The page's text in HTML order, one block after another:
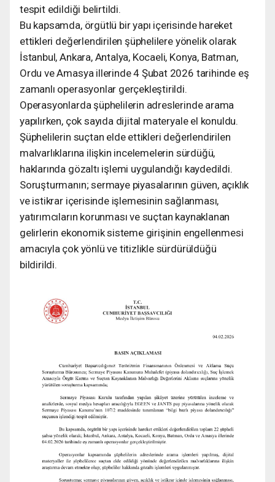
tespit edildiği belirtildi.
Bu kapsamda, örgütlü bir yapı içerisinde hareket
ettikleri değerlendirilen şüphelilere yönelik olarak
İstanbul, Ankara, Antalya, Kocaeli, Konya, Batman,
Ordu ve Amasya illerinde 4 Şubat 2026 tarihinde eş
zamanlı operasyonlar gerçekleştirildi.
Operasyonlarda şüphelilerin adreslerinde arama
yapılırken, çok sayıda dijital materyale el konuldu.
Şüphelilerin suçtan elde ettikleri değerlendirilen
malvarlıklarına ilişkin incelemelerin sürdüğü,
haklarında gözaltı işlemi uygulandığı kaydedildi.
Soruşturmanın; sermaye piyasalarının güven, açıklık
ve istikrar içerisinde işlemesinin sağlanması,
yatırımcıların korunması ve suçtan kaynaklanan
gelirlerin ekonomik sisteme girişinin engellenmesi
amacıyla çok yönlü ve titizlikle sürdürüldüğü
bildirildi.